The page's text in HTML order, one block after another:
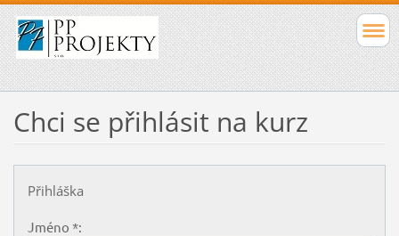
Chci se přihlásit na kurz
Přihláška
Jméno *: